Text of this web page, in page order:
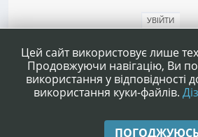
Допомога|Умови та правила
Цей сайт використовує лише
Продовжуючи навігацію, Ви
використання у відповідності
використання куки-файлів.